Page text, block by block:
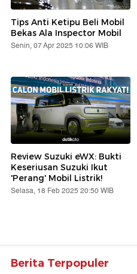
Tips Anti Ketipu Beli Mobil
Bekas Ala Inspector Mobil
Senin, 07 Apr 2025 10:06 WIB
Review Suzuki eWX: Bukti
Keseriusan Suzuki Ikut
'Perang' Mobil Listrik!
Selasa, 18 Feb 2025 20:50 WIB
Berita Terpopuler